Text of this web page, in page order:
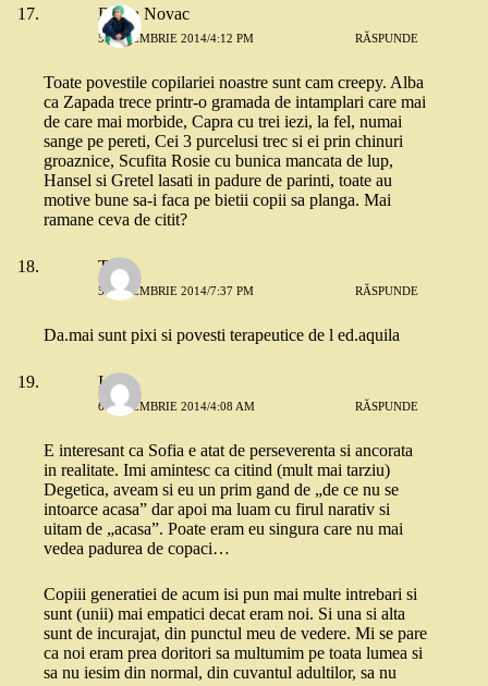
Diana Novac
5 DECEMBRIE 2014/4:12 PM RĂSPUNDE
Toate povestile copilariei noastre sunt cam creepy. Alba
ca Zapada trece printr-o gramada de intamplari care mai
de care mai morbide, Capra cu trei iezi, la fel, numai
sange pe pereti, Cei 3 purcelusi trec si ei prin chinuri
groaznice, Scufita Rosie cu bunica mancata de lup,
Hansel si Gretel lasati in padure de parinti, toate au
motive bune sa-i faca pe bietii copii sa planga. Mai
ramane ceva de citit?
Tania
5 DECEMBRIE 2014/7:37 PM RĂSPUNDE
Da.mai sunt pixi si povesti terapeutice de l ed.aquila
Io
6 DECEMBRIE 2014/4:08 AM RĂSPUNDE
E interesant ca Sofia e atat de perseverenta si ancorata
in realitate. Imi amintesc ca citind (mult mai tarziu)
Degetica, aveam si eu un prim gand de „de ce nu se
intoarce acasa” dar apoi ma luam cu firul narativ si
uitam de „acasa”. Poate eram eu singura care nu mai
vedea padurea de copaci…
Copiii generatiei de acum isi pun mai multe intrebari si
sunt (unii) mai empatici decat eram noi. Si una si alta
sunt de incurajat, din punctul meu de vedere. Mi se pare
ca noi eram prea doritori sa multumim pe toata lumea si
sa nu iesim din normal, din cuvantul adultilor, sa nu